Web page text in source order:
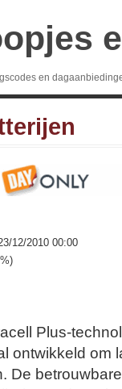
en
12/2010 00:00
Plus-
ontwikkeld om
De